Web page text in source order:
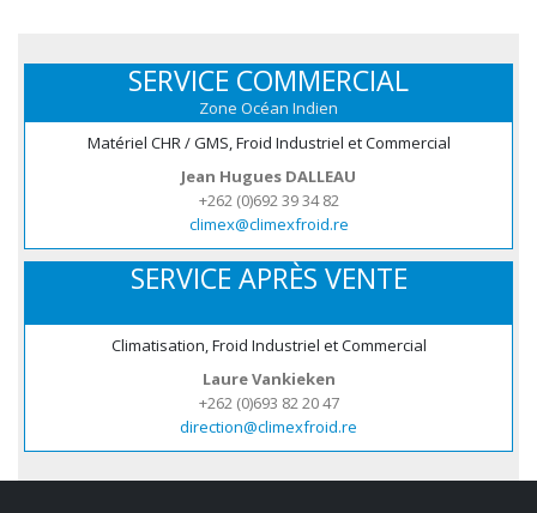
SERVICE COMMERCIAL
Zone Océan Indien
Matériel CHR / GMS, Froid Industriel et Commercial
Jean Hugues DALLEAU
+262 (0)692 39 34 82
climex@climexfroid.re
SERVICE APRÈS VENTE
Climatisation, Froid Industriel et Commercial
Laure Vankieken
+262 (0)693 82 20 47
direction@climexfroid.re